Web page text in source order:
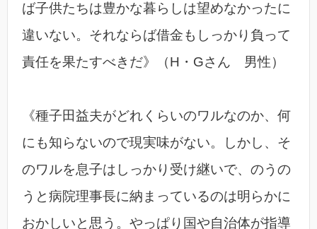
ば子供たちは豊かな暮らしは望めなかったに
違いない。それならば借金もしっかり負って
責任を果たすべきだ》（H・Gさん 男性）
《種子田益夫がどれくらいのワルなのか、何
にも知らないので現実味がない。しかし、そ
のワルを息子はしっかり受け継いで、のうの
うと病院理事長に納まっているのは明らかに
おかしいと思う。やっぱり国や自治体が指導